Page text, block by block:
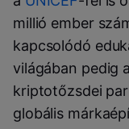
millió ember
kapcsolódó
világában pedig a
kriptotőzsdei
globális